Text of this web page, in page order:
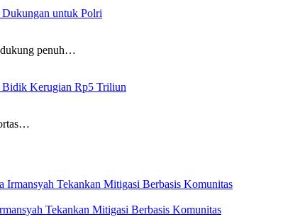
untuk Polri
penuh…
Kerugian Rp5 Triliun
Tekankan Mitigasi Berbasis Komunitas